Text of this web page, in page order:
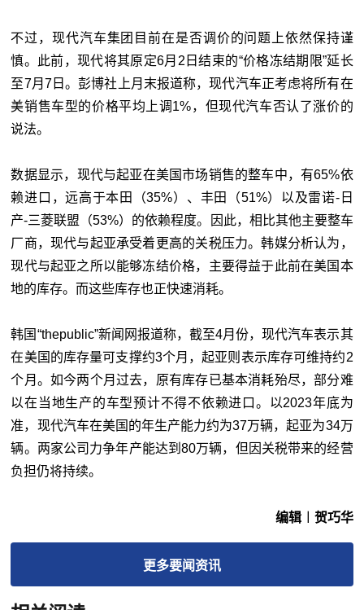
不过，现代汽车集团目前在是否调价的问题上依然保持谨
慎。此前，现代将其原定6月2日结束的“价格冻结期限”延长
至7月7日。彭博社上月末报道称，现代汽车正考虑将所有在
美销售车型的价格平均上调1%，但现代汽车否认了涨价的
说法。
数据显示，现代与起亚在美国市场销售的整车中，有65%依
赖进口，远高于本田（35%）、丰田（51%）以及雷诺-日
产-三菱联盟（53%）的依赖程度。因此，相比其他主要整车
厂商，现代与起亚承受着更高的关税压力。韩媒分析认为，
现代与起亚之所以能够冻结价格，主要得益于此前在美国本
地的库存。而这些库存也正快速消耗。
韩国“thepublic”新闻网报道称，截至4月份，现代汽车表示其
在美国的库存量可支撑约3个月，起亚则表示库存可维持约2
个月。如今两个月过去，原有库存已基本消耗殆尽，部分难
以在当地生产的车型预计不得不依赖进口。以2023年底为
准，现代汽车在美国的年生产能力约为37万辆，起亚为34万
辆。两家公司力争年产能达到80万辆，但因关税带来的经营
负担仍将持续。
编辑︱贺巧华
更多要闻资讯